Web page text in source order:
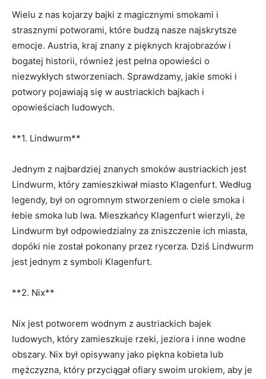
Wielu z nas kojarzy bajki z magicznymi smokami i
strasznymi potworami, które budzą nasze najskrytsze
emocje. Austria,⁣ kraj znany z⁤ pięknych krajobrazów i
bogatej historii, również jest pełna opowieści o
niezwykłych stworzeniach. Sprawdzamy, jakie ⁢smoki i
potwory pojawiają ​się w austriackich bajkach i
opowieściach ludowych.
**1. Lindwurm**
Jednym z najbardziej znanych smoków austriackich jest⁤
Lindwurm, który zamieszkiwał miasto Klagenfurt. Według
legendy, był on ogromnym stworzeniem o ciele smoka i
‌łebie smoka lub lwa. Mieszkańcy Klagenfurt wierzyli, że
Lindwurm był odpowiedzialny za zniszczenie ich miasta,
dopóki nie został ​pokonany przez rycerza. Dziś Lindwurm
jest jednym z symboli Klagenfurt.
**2. Nix**
Nix jest potworem wodnym z austriackich bajek
ludowych, który zamieszkuje rzeki, jeziora i inne wodne
obszary. Nix był opisywany jako piękna ‌kobieta ‍lub
mężczyzna, który przyciągał ofiary swoim urokiem, aby je